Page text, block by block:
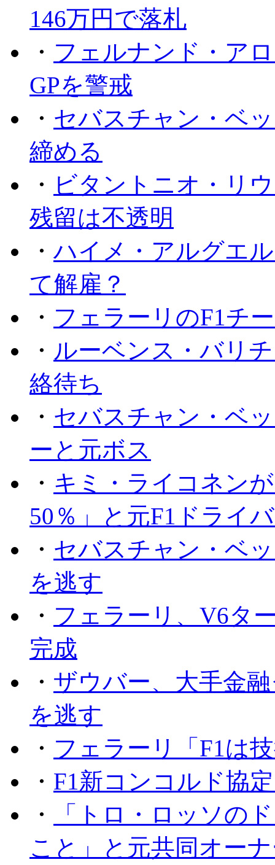
146万円で落札
・ フェルナンド・ア
GPを警戒
・ セバスチャン・ベ
締める
・ ビタントニオ・リ
残留は不透明
・ハイメ・アルグエ
て解雇？
・ フェラーリのF1チ
・ ルーベンス・バリ
絡待ち
・ セバスチャン・ベ
ーと元ボス
・ キミ・ライコネン
50％」と元F1ドライ
・ セバスチャン・ベ
を逃す
・ フェラーリ、V6タ
完成
・ ザウバー、大手金
を逃す
・ フェラーリ「F1は
・ F1新コンコルド協
・
「トロ・ロッソの
こと」と元共同オー